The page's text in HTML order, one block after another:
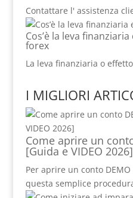
Contattare l' assistenza
Cos’è la leva
forex
La leva finanziaria o
I MIGLIORI
Come aprire un
[Guida e VIDEO 2026]
Per aprire un conto
questa semplice